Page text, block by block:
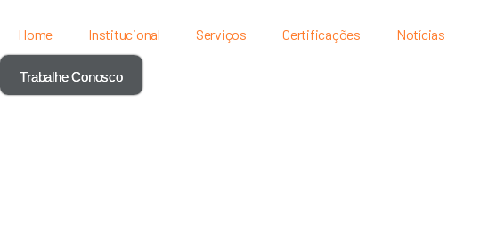
Home Institucional Serviços Certificações Notícias
Trabalhe Conosco